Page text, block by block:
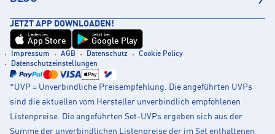
JETZT APP DOWNLOADEN!
Laden im
App Store
Jetzt bei
Google Play
Impressum AGB Datenschutz
Cookie Policy
Datenschutzeinstellungen
*UVP = Unverbindliche Preisempfehlung. Die angeführten UVPs
sind die aktuellen vom Hersteller unverbindlich empfohlenen
Listenpreise. Die angeführten Set-UVPs ergeben sich aus der
Summe der unverbindlichen Listenpreise der im Set enthaltenen